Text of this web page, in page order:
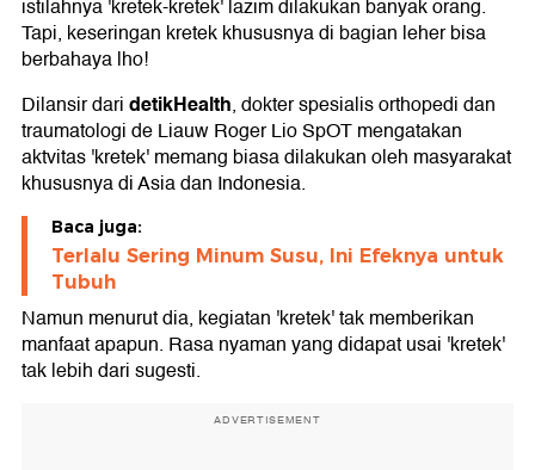
istilahnya 'kretek-kretek' lazim dilakukan banyak orang.
Tapi, keseringan kretek khususnya di bagian leher bisa
berbahaya lho!
Dilansir daridetikHealth, dokter spesialis orthopedi dan
traumatologi de Liauw Roger Lio SpOT mengatakan
aktvitas 'kretek' memang biasa dilakukan oleh masyarakat
khususnya di Asia dan Indonesia.
Baca juga:
Terlalu Sering Minum Susu, Ini Efeknya untuk
Tubuh
Namun menurut dia, kegiatan 'kretek' tak memberikan
manfaat apapun. Rasa nyaman yang didapat usai 'kretek'
tak lebih dari sugesti.
ADVERTISEMENT